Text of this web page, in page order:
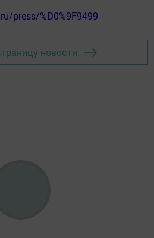
press/%D0%9F9499
новости